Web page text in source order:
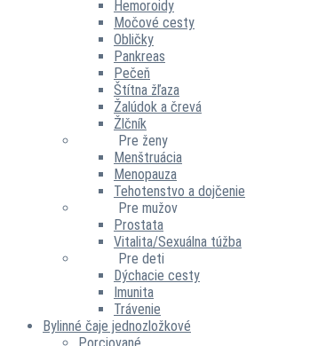
Hemoroidy
Močové cesty
Obličky
Pankreas
Pečeň
Štítna žľaza
Žalúdok a črevá
Žlčník
Pre ženy
Menštruácia
Menopauza
Tehotenstvo a dojčenie
Pre mužov
Prostata
Vitalita/Sexuálna túžba
Pre deti
Dýchacie cesty
Imunita
Trávenie
Bylinné čaje jednozložkové